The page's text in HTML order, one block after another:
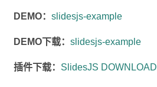
DEMO： slidesjs-example
DEMO下载： slidesjs-example
插件下载： SlidesJS DOWNLOAD